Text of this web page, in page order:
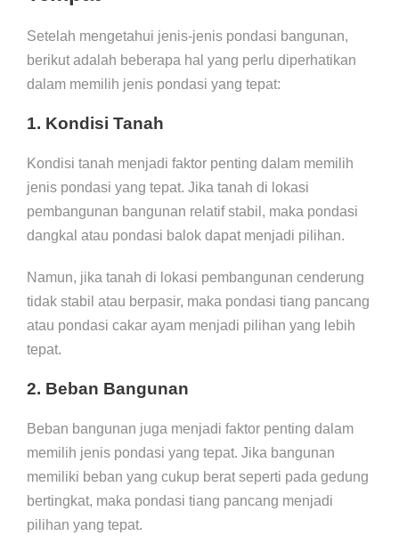
Setelah mengetahui jenis-jenis pondasi bangunan,
berikut adalah beberapa hal yang perlu diperhatikan
dalam memilih jenis pondasi yang tepat:
1. Kondisi Tanah
Kondisi tanah menjadi faktor penting dalam memilih
jenis pondasi yang tepat. Jika tanah di lokasi
pembangunan bangunan relatif stabil, maka pondasi
dangkal atau pondasi balok dapat menjadi pilihan.
Namun, jika tanah di lokasi pembangunan cenderung
tidak stabil atau berpasir, maka pondasi tiang pancang
atau pondasi cakar ayam menjadi pilihan yang lebih
tepat.
2. Beban Bangunan
Beban bangunan juga menjadi faktor penting dalam
memilih jenis pondasi yang tepat. Jika bangunan
memiliki beban yang cukup berat seperti pada gedung
bertingkat, maka pondasi tiang pancang menjadi
pilihan yang tepat.